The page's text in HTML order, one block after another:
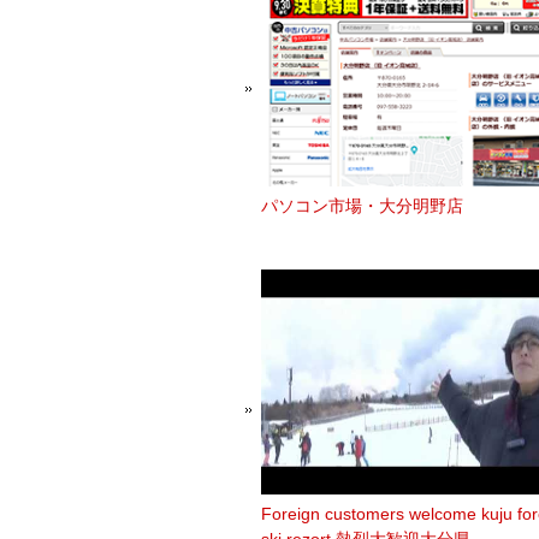
パソコン市場・大分明野店
Foreign customers welcome kuju